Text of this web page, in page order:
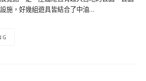
施，好幾組遊具皆結合了中油…